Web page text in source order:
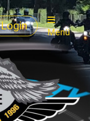
Login
Menü